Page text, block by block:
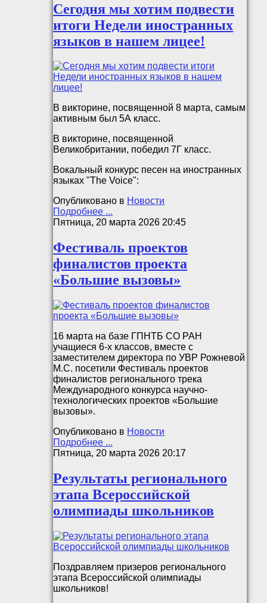
Сегодня мы хотим подвести
итоги Недели иностранных
языков в нашем лицее!
В викторине, посвященной 8 марта, самым
активным был 5А класс.
В викторине, посвященной
Великобритании, победил 7Г класс.
Вокальный конкурс песен на иностранных
языках "The Voice":
Опубликовано в Новости
Подробнее ...
Пятница, 20 марта 2026 20:45
Фестиваль проектов
финалистов проекта
«Большие вызовы»
16 марта на базе ГПНТБ СО РАН
учащиеся 6-х классов, вместе с
заместителем директора по УВР Рожневой
М.С. посетили Фестиваль проектов
финалистов регионального трека
Международного конкурса научно-
технологических проектов «Большие
вызовы».
Опубликовано в Новости
Подробнее ...
Пятница, 20 марта 2026 20:17
Результаты регионального
этапа Всероссийской
олимпиады школьников
Поздравляем призеров регионального
этапа Всероссийской олимпиады
школьников!